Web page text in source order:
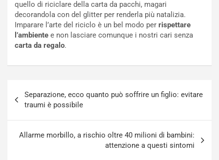
quello di riciclare della carta da pacchi, magari
decorandola con del glitter per renderla più natalizia.
Imparare l’arte del riciclo è un bel modo per rispettare
l’ambiente e non lasciare comunque i nostri cari senza
carta da regalo.
articoli
Separazione, ecco quanto può soffrire un figlio: evitare
traumi è possibile
Allarme morbillo, a rischio oltre 40 milioni di bambini:
attenzione a questi sintomi